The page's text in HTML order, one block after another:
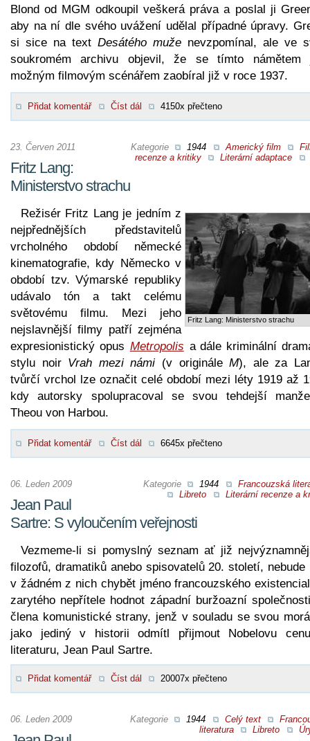
Blond od MGM odkoupil veškerá práva a poslal ji
aby na ní dle svého uvážení udělal případné úpravy.
si sice na text Desátého muže nevzpomínal, ale ve
soukromém archivu objevil, že se tímto námětem
možným filmovým scénářem zaobíral již v roce 1937.
Přidat komentář Číst dál 4150x přečteno
Kategorie 1944 Americký film
recenze a kritiky
Literární adaptace
23. Červen 2011
Fritz Lang:
Ministerstvo strachu
Fritz Lang: Ministerstvo strachu
Režisér Fritz Lang je jedním z
nejpřednějších představitelů
vrcholného období německé
kinematografie, kdy Německo v
období tzv. Výmarské republiky
udávalo tón a takt celému
světovému filmu. Mezi jeho
nejslavnější filmy patří zejména
expresionistický opus Metropolis a dále kriminální
stylu noir Vrah mezi námi (v origináleM), ale za
tvůrčí vrchol lze označit celé období mezi léty 1919 až
kdy autorsky spolupracoval se svou tehdejší
Theou von Harbou.
Přidat komentář Číst dál 6645x přečteno
Kategorie 1944
Francouzská
Libreto
Literární recenze a
06. Leden 2009
Jean Paul
Sartre: S vyloučením veřejnosti
Vezmeme-li si pomyslný seznam ať již
filozofů, dramatiků anebo spisovatelů 20. století, nebude
v žádném z nich chybět jméno francouzského
zarytého nepřítele hodnot západní buržoazní
člena komunistické strany, jenž v souladu se svou
jako jediný v historii odmítl přijmout Nobelovu
literaturu, Jean Paul Sartre.
Přidat komentář Číst dál 20007x přečteno
Kategorie 1944 Celý text
literatura
Libreto
06. Leden 2009